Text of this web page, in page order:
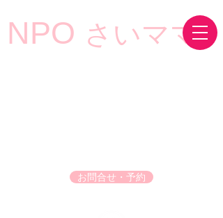
NPO さいママ
お問合せ・予約